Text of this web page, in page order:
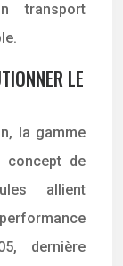
transport
LE
la gamme
concept de
allient
dernière